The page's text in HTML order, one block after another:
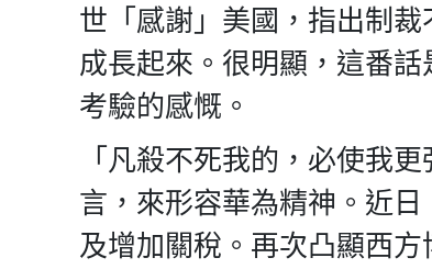
世「感謝」美國，指出制
成長起來。很明顯，這番
考驗的感慨。
「凡殺不死我的，必使我
言，來形容華為精神。近
及增加關稅。再次凸顯西